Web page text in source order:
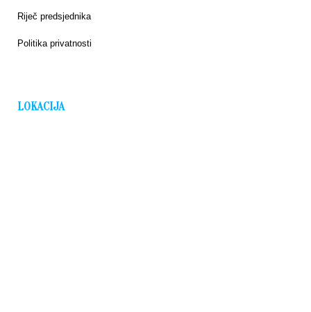
Riječ predsjednika
Politika privatnosti
LOKACIJA